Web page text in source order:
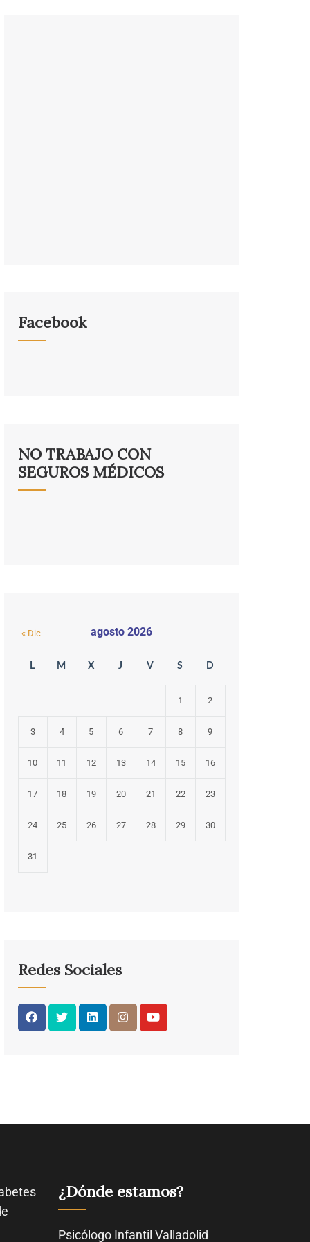
Facebook
NO TRABAJO CON
SEGUROS MÉDICOS
agosto 2026
L M X J V S D
1 2
3 4 5 6 7 8 9
10 11 12 13 14 15 16
17 18 19 20 21 22 23
24 25 26 27 28 29 30
31
« Dic
Redes Sociales
¿Dónde estamos?
Psicólogo Infantil Valladolid